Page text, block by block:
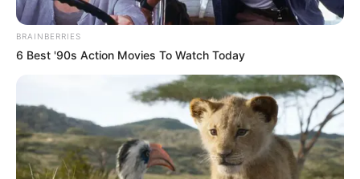
BRAINBERRIES
6 Best '90s Action Movies To Watch Today